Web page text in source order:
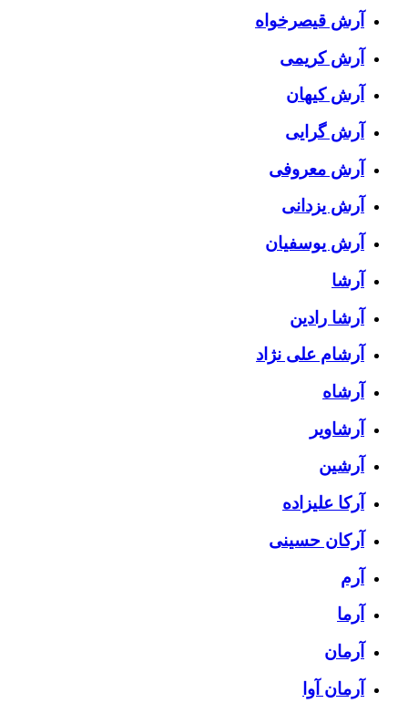
آرش قیصرخواه
آرش کریمی
آرش کیهان
آرش گرایی
آرش معروفی
آرش یزدانی
آرش یوسفیان
آرشا
آرشا رادین
آرشام علی نژاد
آرشاه
آرشاویر
آرشین
آرکا علیزاده
آرکان حسینی
آرم
آرما
آرمان
آرمان آوا